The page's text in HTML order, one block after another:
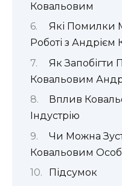
Ковальовим
Які Помилки
Роботі з
Як Запобігти
Ковальовим
Вплив
Індустрію
Чи Можна
Ковальовим
Підсумок